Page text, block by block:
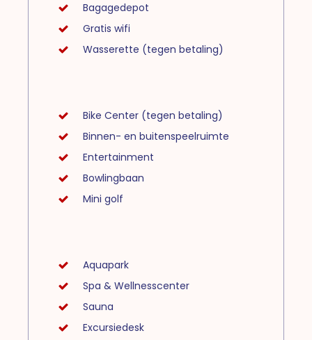
Bagagedepot
Gratis wifi
Wasserette (tegen betaling)
Bike Center (tegen betaling)
Binnen- en buitenspeelruimte
Entertainment
Bowlingbaan
Mini golf
Aquapark
Spa & Wellnesscenter
Sauna
Excursiedesk